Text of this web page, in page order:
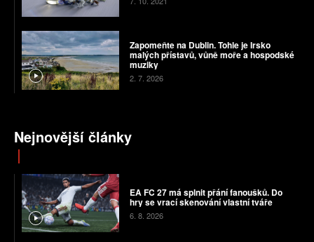
Zapomeňte na Dublin. Tohle je Irsko
malých přístavů, vůně moře a hospodské
muziky
2. 7. 2026
Nejnovější články
EA FC 27 má splnit přání fanoušků. Do
hry se vrací skenování vlastní tváře
6. 8. 2026